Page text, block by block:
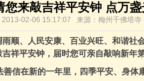
您来敲吉祥平安钟 点万
2013-02-06 15:17:07 来源：梅州千佛塔寺
顺、人民安康、百业兴旺、和谐社
祥平安钟，届时您可亲自敲响新年
信在新的一年里，四季平安、身体